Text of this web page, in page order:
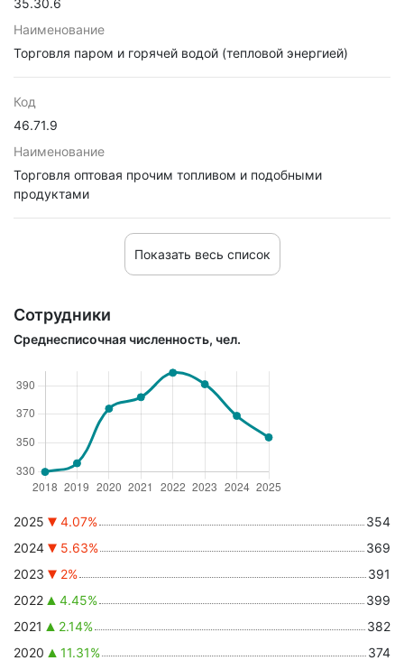
35.30.6
Наименование
Торговля паром и горячей водой (тепловой энергией)
Код
46.71.9
Наименование
Торговля оптовая прочим топливом и подобными
продуктами
Показать весь список
Сотрудники
Среднесписочная численность, чел.
2025 4.07%
354
2024
5.63%
369
2023
2%
391
2022
4.45%
399
2021
2.14%
382
2020
11.31%
374